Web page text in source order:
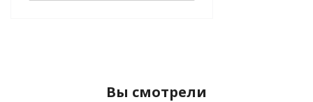
Вы смотрели